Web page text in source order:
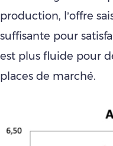
production, l’offre
suffisante pour
est plus fluide pour
places de marché.